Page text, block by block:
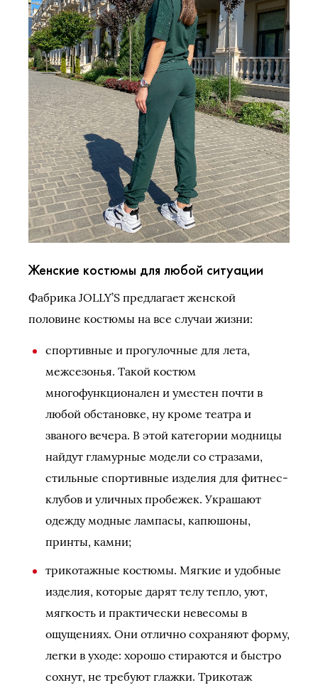
Женские костюмы для любой ситуации
Фабрика JOLLY’S предлагает женской
половине костюмы на все случаи жизни:
спортивные и прогулочные для лета,
межсезонья. Такой костюм
многофункционален и уместен почти в
любой обстановке, ну кроме театра и
званого вечера. В этой категории модницы
найдут гламурные модели со стразами,
стильные спортивные изделия для фитнес-
клубов и уличных пробежек. Украшают
одежду модные лампасы, капюшоны,
принты, камни;
трикотажные костюмы. Мягкие и удобные
изделия, которые дарят телу тепло, уют,
мягкость и практически невесомы в
ощущениях. Они отлично сохраняют форму,
легки в уходе: хорошо стираются и быстро
сохнут, не требуют глажки. Трикотаж